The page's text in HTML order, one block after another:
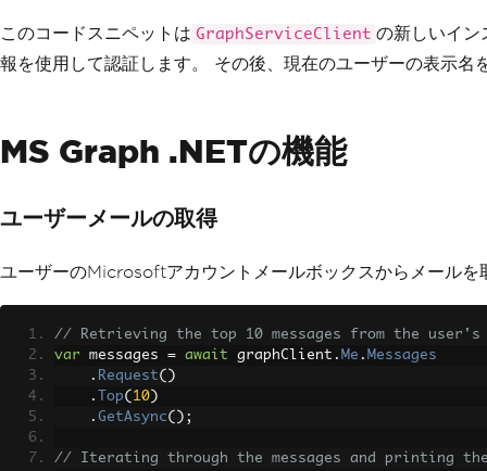
var user = await graphClient.Me
.Request ()
Console
WriteLine ($"Hello, {user.DisplayName}!"
このコードスニペットは GraphServiceClient の新しいイン
報を使用して認証します。 その後、現在のユーザーの表示
MS Graph .NETの機能
ユーザーメールの取得
ユーザーのMicrosoftアカウントメールボックスからメールを
// Retrieving the top 10 messages from the user's
var messages = await graphClient . Me . Messages
. Request()
.
Top( 10 )
. GetAsync();
// Iterating through the messages and printing